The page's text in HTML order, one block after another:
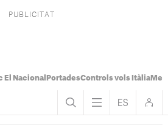
El Nacional PortadesControls vols Itàlia